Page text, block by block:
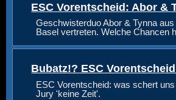
ESC Vorentscheid: Abor &
Geschwisterduo Abor & Tynna
Basel vertreten. Welche Chancen
Bubatz!? ESC
ESC Vorentscheid: was schert
Jury 'keine Zeit'.